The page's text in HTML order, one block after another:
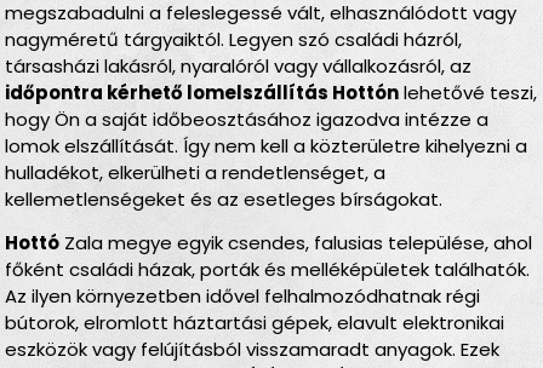
megszabadulni a feleslegessé vált, elhasználódott vagy
nagyméretű tárgyaiktól. Legyen szó családi házról,
társasházi lakásról, nyaralóról vagy vállalkozásról, az
időpontra kérhető lomelszállítás Hottónlehetővé teszi,
hogy Ön a saját időbeosztásához igazodva intézze a
lomok elszállítását. Így nem kell a közterületre kihelyezni a
hulladékot, elkerülheti a rendetlenséget, a
kellemetlenségeket és az esetleges bírságokat.
Hottó Zala megye egyik csendes, falusias települése, ahol
főként családi házak, porták és melléképületek találhatók.
Az ilyen környezetben idővel felhalmozódhatnak régi
bútorok, elromlott háztartási gépek, elavult elektronikai
eszközök vagy felújításból visszamaradt anyagok. Ezek